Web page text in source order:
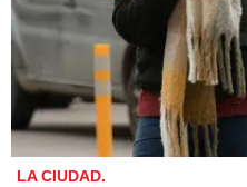
LA CIUDAD.